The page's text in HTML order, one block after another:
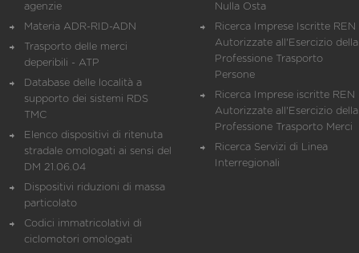
agenzie
Materia ADR-RID-ADN
Trasporto delle merci
deperibili - ATP
Database delle località a
supporto dei sistemi RDS
TMC
Elenco dispositivi di ritenuta
stradale omologati ai sensi del
DM 21.06.04
Dispositivi riduzioni di massa
particolato
Codici immatricolativi di
ciclomotori omologati
Nulla Osta
Ricerca Imprese Iscritte REN
Autorizzate all'Esercizio della
Professione Trasporto
Persone
Ricerca Imprese iscritte REN
Autorizzate all'Esercizio della
Professione Trasporto Merci
Ricerca Servizi di Linea
Interregionali